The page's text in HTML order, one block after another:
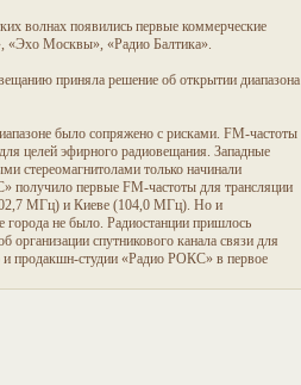
волнах появились первые коммерческие
«Эхо Москвы», «Радио Балтика».
приняла решение об открытии диапазона
было сопряжено с рисками. FM-частоты
целей эфирного радиовещания. Западные
стереомагнитолами только начинали
получило первые FM-частоты для трансляции
МГц) и Киеве (104,0 МГц). Но и
города не было. Радиостанции пришлось
спутникового канала связи для
продакшн-студии «Радио РОКС» в первое